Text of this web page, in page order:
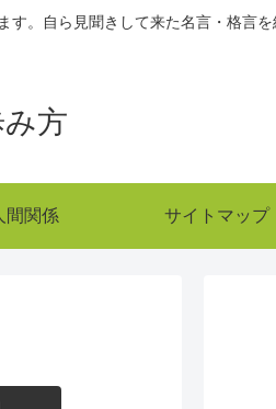
。自ら見聞きして来た名言・格言
方
間関係 サイトマップ